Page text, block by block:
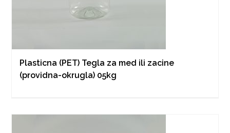
Plasticna (PET) Tegla za med ili zacine
(providna-okrugla) 05kg